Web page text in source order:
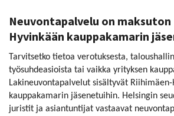
Neuvontapalvelu on maksuton
Hyvinkään kauppakamarin
Tarvitsetko tietoa verotuksesta,
työsuhdeasioista tai vaikka yrityksen
Lakineuvontapalvelut sisältyvät Riihimäen-
kauppakamarin jäsenetuihin. Helsingin
juristit ja asiantuntijat vastaavat